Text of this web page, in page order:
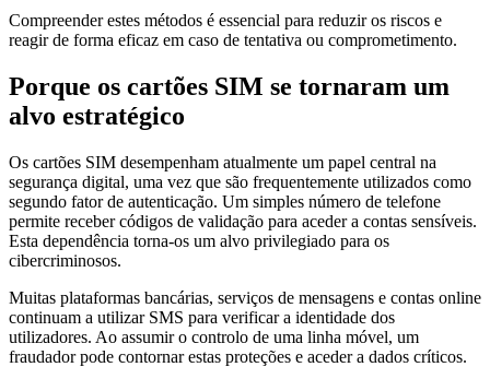
Compreender estes métodos é essencial para reduzir os riscos e
reagir de forma eficaz em caso de tentativa ou comprometimento.
Porque os cartões SIM se tornaram um
alvo estratégico
Os cartões SIM desempenham atualmente um papel central na
segurança digital, uma vez que são frequentemente utilizados como
segundo fator de autenticação. Um simples número de telefone
permite receber códigos de validação para aceder a contas sensíveis.
Esta dependência torna-os um alvo privilegiado para os
cibercriminosos.
Muitas plataformas bancárias, serviços de mensagens e contas online
continuam a utilizar SMS para verificar a identidade dos
utilizadores. Ao assumir o controlo de uma linha móvel, um
fraudador pode contornar estas proteções e aceder a dados críticos.